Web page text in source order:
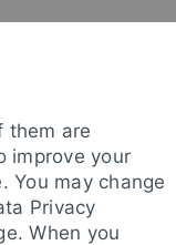
them are
improve your
You may change
Privacy
When you